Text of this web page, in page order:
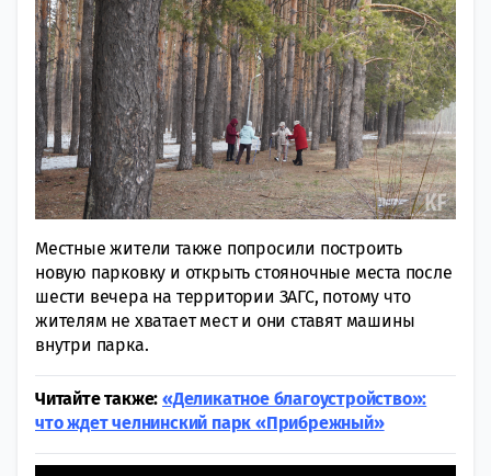
Местные жители также попросили построить
новую парковку и открыть стояночные места после
шести вечера на территории ЗАГС, потому что
жителям не хватает мест и они ставят машины
внутри парка.
Читайте также:«Деликатное благоустройство»:
что ждет челнинский парк «Прибрежный»